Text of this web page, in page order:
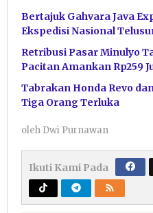
Bertajuk Gahvara Java
Ekspedisi Nasional
Retribusi Pasar Minulyo
Pacitan Amankan Rp259
Tabrakan Honda Revo
Tiga Orang Terluka
oleh Dwi Purnawan
Ikuti Kami Pada